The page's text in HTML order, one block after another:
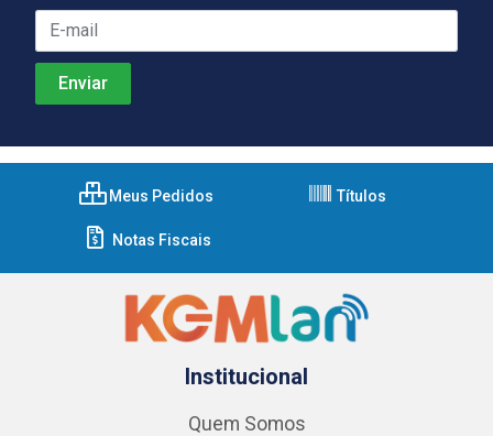
Meus Pedidos Títulos
Notas Fiscais
Institucional
Quem Somos